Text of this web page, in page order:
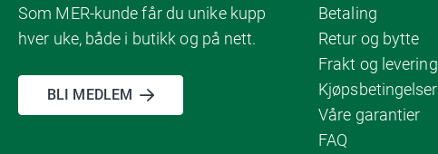
Som MER-kunde får du unike kupp
hver uke, både i butikk og på nett.
BLI MEDLEM
Betaling
Retur og bytte
Frakt og levering
Kjøpsbetingelser
Våre garantier
FAQ